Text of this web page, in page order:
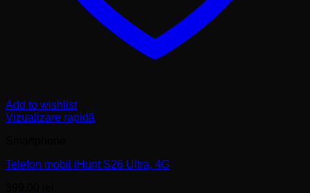
Add to wishlist
Vizualizare rapidă
Telefon mobil iHunt S26 Ultra, 4G